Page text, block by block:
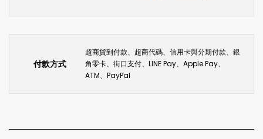
付款方式
超商貨到付款、超商代碼、信用卡與分期付款、銀
角零卡、街口支付、LINE Pay、Apple Pay、
ATM、PayPal